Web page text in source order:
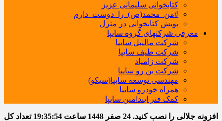
کتابخوانی سلیمانی عزیز
#من_محمد(ص)_را_دوست_دارم
پویش کتابخوانی در منزل
معرفی شرکتهای گروه سایپا
شرکت مالیبل سایپا
شرکت طیف سایپا
شرکت زامیاد
شرکت بن رو سایپا
مهندسی توسعه سایپا(سیکو)
همراه خودرو سایپا
کمک فنر ایندامین سایپا
افزونه جلالی را نصب کنید. 24 صفر 1448 ساعت 19:35:54 تعداد کل